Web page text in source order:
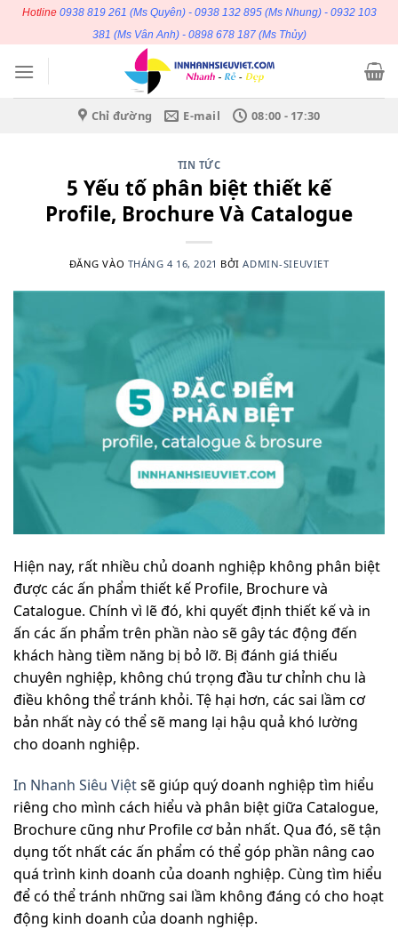
dung
Hotline 0938 819 261 (Ms Quyên) - 0938 132 895(Ms Nhung) - 0932 103
381 (Ms Vân Anh) - 0898 678 187(Ms Thủy)
Chỉ đường E-mail 08:00 - 17:30
TIN TỨC
5 Yếu tố phân biệt thiết kế
Profile, Brochure Và Catalogue
ĐĂNG VÀO THÁNG 4 16, 2021 BỞIADMIN-SIEUVIET
Hiện nay, rất nhiều chủ doanh nghiệp không phân biệt
được các ấn phẩm thiết kế Profile, Brochure và
Catalogue. Chính vì lẽ đó, khi quyết định thiết kế và in
ấn các ấn phẩm trên phần nào sẽ gây tác động đến
khách hàng tiềm năng bị bỏ lỡ. Bị đánh giá thiếu
chuyên nghiệp, không chú trọng đầu tư chỉnh chu là
điều không thể tránh khỏi. Tệ hại hơn, các sai lầm cơ
bản nhất này có thể sẽ mang lại hậu quả khó lường
cho doanh nghiệp.
In Nhanh Siêu Việtsẽ giúp quý doanh nghiệp tìm hiểu
riêng cho mình cách hiểu và phân biệt giữa Catalogue,
Brochure cũng như Profile cơ bản nhất. Qua đó, sẽ tận
dụng tốt nhất các ấn phẩm có thể góp phần nâng cao
quá trình kinh doanh của doanh nghiệp. Cùng tìm hiểu
để có thể tránh những sai lầm không đáng có cho hoạt
động kinh doanh của doanh nghiệp.